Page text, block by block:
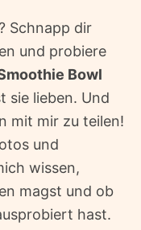
Schnapp dir
und probiere
Bowl
sie lieben. Und
mit mir zu teilen!
und
wissen,
magst und ob
hast.